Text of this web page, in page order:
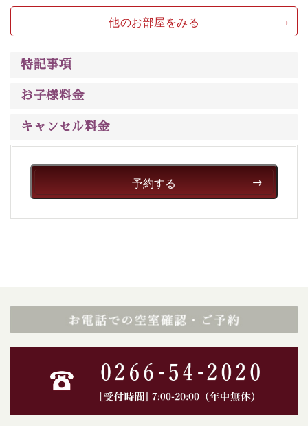
以上がプラン内容です。
で心癒されます。 清らかな源泉、自然の恵みあるお食
いただける、美しく癒される宿で贅沢に幸せのときを安
他のお部屋をみる
特記事項
お子様料金
キャンセル料金
予約する